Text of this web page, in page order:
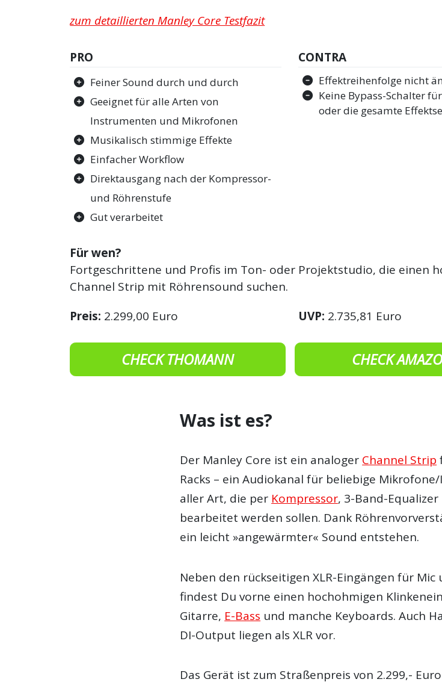
zum detaillierten Manley Core Testfazit
PRO
Feiner Sound durch und durch
Geeignet für alle Arten von
Instrumenten und Mikrofonen
Musikalisch stimmige Effekte
Einfacher Workflow
Direktausgang nach der Kompressor-
und Röhrenstufe
Gut verarbeitet
CONTRA
Effektreihenfolge nicht
Keine Bypass-Schalter
oder die gesamte
Für wen?
Fortgeschrittene und Profis im Ton- oder Projektstudio, die einen
Channel Strip mit Röhrensound suchen.
Preis: 2.299,00 Euro UVP: 2.735,81 Euro
CHECK THOMANN CHECK
Was ist es?
Der Manley Core ist ein analoger Channel Strip
Racks – ein Audiokanal für beliebige
aller Art, die per Kompressor, 3-Band-
bearbeitet werden sollen. Dank
ein leicht »angewärmter« Sound entstehen.
Neben den rückseitigen XLR-Eingängen für Mic
findest Du vorne einen hochohmigen
Gitarre, E-Bass und manche Keyboards. Auch
DI-Output liegen als XLR vor.
Das Gerät ist zum Straßenpreis von 2.299,-